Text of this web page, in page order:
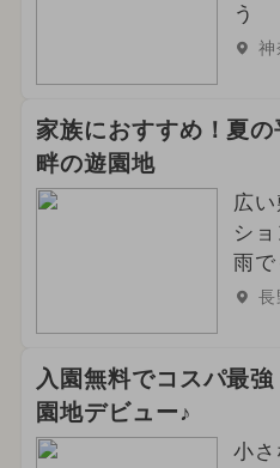
う
神
家族におすすめ！夏
畔の遊園地
広
シ
雨
長
入園無料でコスパ最
園地デビュー♪
小